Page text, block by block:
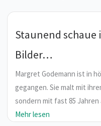
Staunend schaue
Bilder…
Margret Godemann ist in
gegangen. Sie malt mit
sondern mit fast 85 Jahren
Mehr lesen